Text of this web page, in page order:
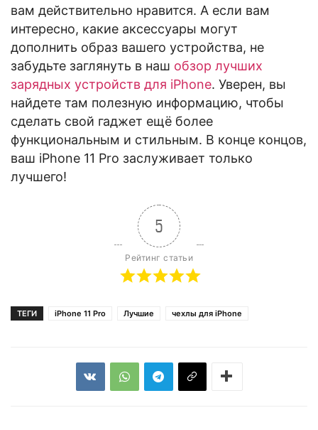
вам действительно нравится. А если вам
интересно, какие аксессуары могут
дополнить образ вашего устройства, не
забудьте заглянуть в наш обзор лучших
зарядных устройств для iPhone. Уверен, вы
найдете там полезную информацию, чтобы
сделать свой гаджет ещё более
функциональным и стильным. В конце концов,
ваш iPhone 11 Pro заслуживает только
лучшего!
5
Рейтинг статьи
ТЕГИ iPhone 11 Pro Лучшие чехлы для iPhone